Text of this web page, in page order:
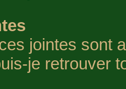
jointes sont
je retrouver